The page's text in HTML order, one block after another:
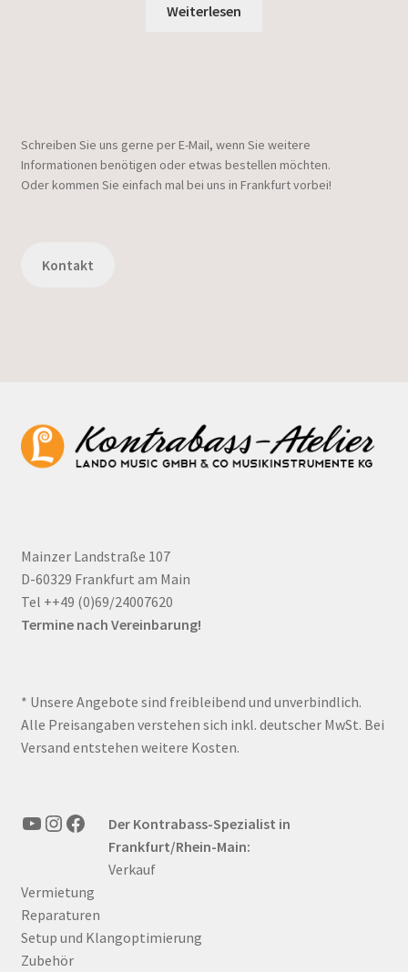
Weiterlesen
Schreiben Sie uns gerne per E-Mail, wenn Sie weitere
Informationen benötigen oder etwas bestellen möchten.
Oder kommen Sie einfach mal bei uns in Frankfurt vorbei!
Kontakt
Mainzer Landstraße 107
D-60329 Frankfurt am Main
Tel ++49 (0)69/24007620
Termine nach Vereinbarung!
* Unsere Angebote sind freibleibend und unverbindlich.
Alle Preisangaben verstehen sich inkl. deutscher MwSt. Bei
Versand entstehen weitere Kosten.
YouTube
Instagram
FacebookDer Kontrabass-Spezialist in
Frankfurt/Rhein-Main:
Verkauf
Vermietung
Reparaturen
Setup und Klangoptimierung
Zubehör